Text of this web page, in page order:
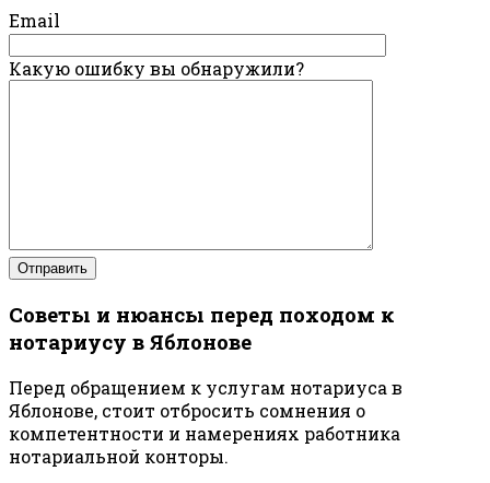
Email
Какую ошибку вы обнаружили?
Советы и нюансы перед походом к
нотариусу в Яблонове
Перед обращением к услугам нотариуса в
Яблонове, стоит отбросить сомнения о
компетентности и намерениях работника
нотариальной конторы.